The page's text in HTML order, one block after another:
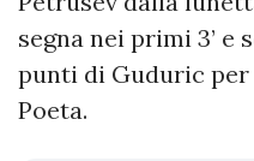
segna nei primi 3’ e
punti di Guduric per
Poeta.